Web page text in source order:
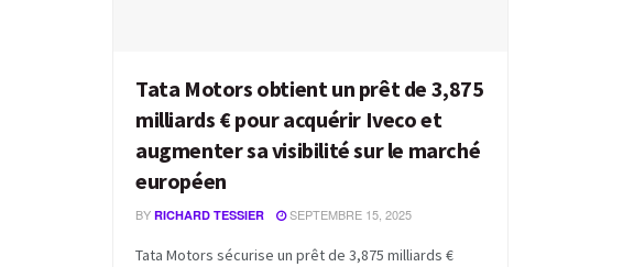
Tata Motors obtient un prêt de 3,875
milliards € pour acquérir Iveco et
augmenter sa visibilité sur le marché
européen
BY RICHARD TESSIER SEPTEMBRE 15, 2025
Tata Motors sécurise un prêt de 3,875 milliards €